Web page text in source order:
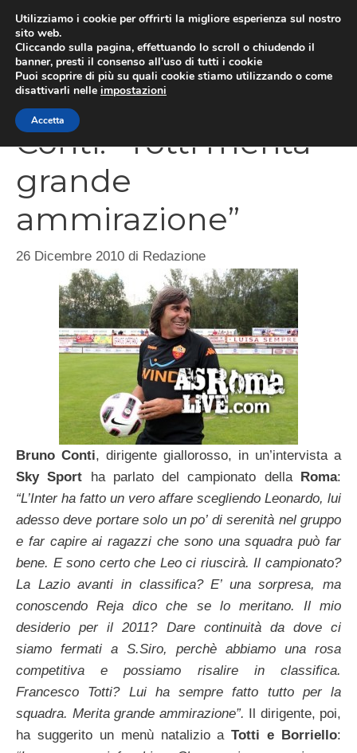
contenuto
Conti: “Totti merita
grande
ammirazione”
26 Dicembre 2010 di Redazione
Bruno Conti, dirigente giallorosso, in un’intervista a
Sky Sport
ha parlato del campionato della Roma:
“L’Inter ha fatto un vero affare scegliendo Leonardo, lui
adesso deve portare solo un po’ di serenità nel gruppo
e far capire ai ragazzi che sono una squadra può far
bene. E sono certo che Leo ci riuscirà. Il campionato?
La Lazio avanti in classifica? E’ una sorpresa, ma
conoscendo Reja dico che se lo meritano. Il mio
desiderio per il 2011? Dare continuità da dove ci
siamo fermati a S.Siro, perchè abbiamo una rosa
competitiva e possiamo risalire in classifica.
Francesco Totti? Lui ha sempre fatto tutto per la
squadra. Merita grande ammirazione”. Il dirigente, poi,
ha suggerito un menù natalizio aTotti e Borriello:
Utilizziamo i cookie per offrirti la migliore esperienza sul nostro
sito web.
Cliccando sulla pagina, effettuando lo scroll o chiudendo il
banner, presti il consenso all’uso di tutti i cookie
Puoi scoprire di più su quali cookie stiamo utilizzando o come
disattivarli nelle impostazioni
Accetta